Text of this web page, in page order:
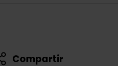
Compartir